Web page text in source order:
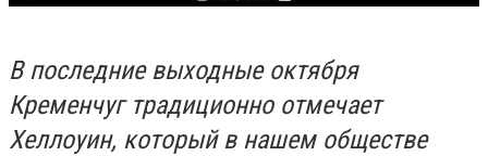
В последние выходные октября
Кременчуг традиционно отмечает
Хеллоуин, который в нашем обществе